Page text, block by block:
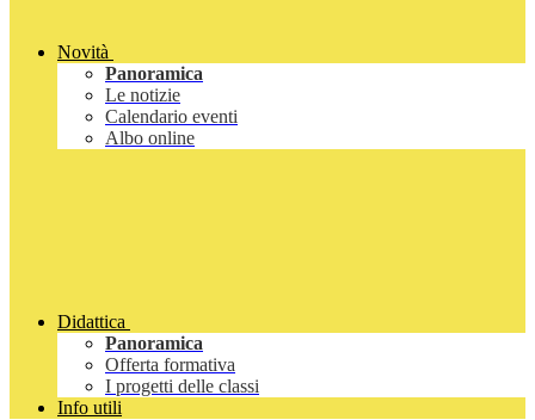
Novità
Panoramica
Le notizie
Calendario eventi
Albo online
Didattica
Panoramica
Offerta formativa
I progetti delle classi
Info utili